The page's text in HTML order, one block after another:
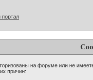
на форуме или не
причин: